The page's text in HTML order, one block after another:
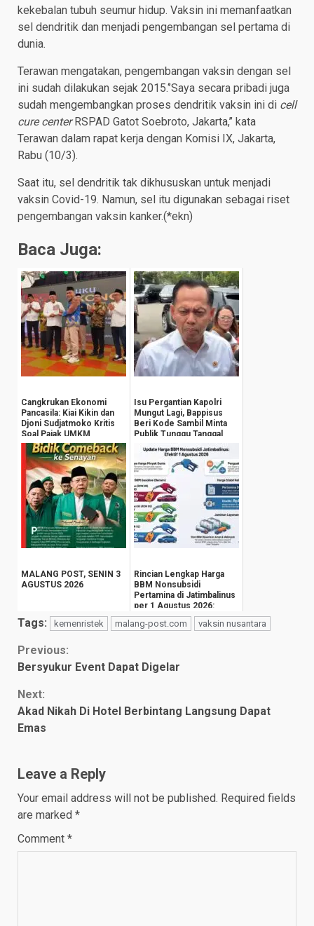
kekebalan tubuh seumur hidup. Vaksin ini memanfaatkan
sel dendritik dan menjadi pengembangan sel pertama di
dunia.
Terawan mengatakan, pengembangan vaksin dengan sel
ini sudah dilakukan sejak 2015.‘’Saya secara pribadi juga
sudah mengembangkan proses dendritik vaksin ini di cell
cure centerRSPAD Gatot Soebroto, Jakarta,’’ kata
Terawan dalam rapat kerja dengan Komisi IX, Jakarta,
Rabu (10/3).
Saat itu, sel dendritik tak dikhususkan untuk menjadi
vaksin Covid-19. Namun, sel itu digunakan sebagai riset
pengembangan vaksin kanker.(*ekn)
Baca Juga:
Cangkrukan Ekonomi
Pancasila: Kiai Kikin dan
Djoni Sudjatmoko Kritis
Soal Pajak UMKM
Isu Pergantian Kapolri
Mungut Lagi, Bappisus
Beri Kode Sambil Minta
Publik Tunggu Tanggal
Mainnya
MALANG POST, SENIN 3
AGUSTUS 2026
Rincian Lengkap Harga
BBM Nonsubsidi
Pertamina di Jatimbalinus
per 1 Agustus 2026:
Pertamax Turbo An...
Tags: kemenristek malang-post.com vaksin nusantara
Continue
Previous:
Bersyukur Event Dapat Digelar
Next:
Akad Nikah Di Hotel Berbintang Langsung Dapat
Emas
Leave a Reply
Your email address will not be published. Required fields
are marked *
Comment *